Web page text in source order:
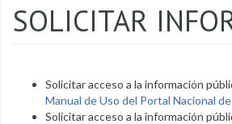
SOLICITAR
Solicitar acceso a la información
Manual de Uso del Portal Nacional
Solicitar acceso a la información